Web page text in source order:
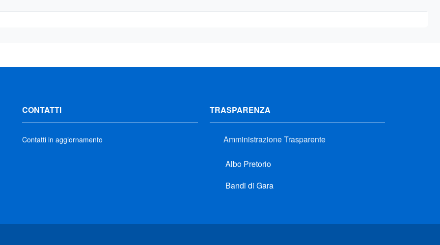
CONTATTI
Contatti in aggiornamento
TRASPARENZA
Amministrazione Trasparente
Albo Pretorio
Bandi di Gara